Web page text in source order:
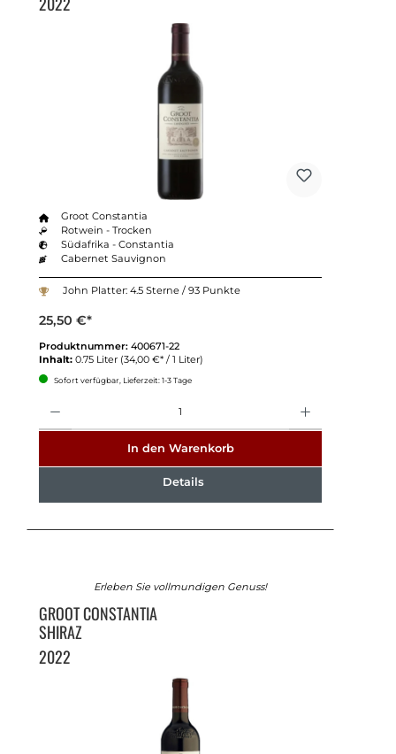
Groot Constantia
Rotwein - Trocken
Südafrika - Constantia
Cabernet Sauvignon
John Platter: 4.5 Sterne / 93 Punkte
25,50 €*
Produktnummer: 400671-22
Inhalt: 0.75 Liter (34,00 €* / 1 Liter)
Sofort verfügbar, Lieferzeit: 1-3 Tage
In den Warenkorb
Details
Erleben Sie vollmundigen Genuss!
GROOT CONSTANTIA
SHIRAZ
2022